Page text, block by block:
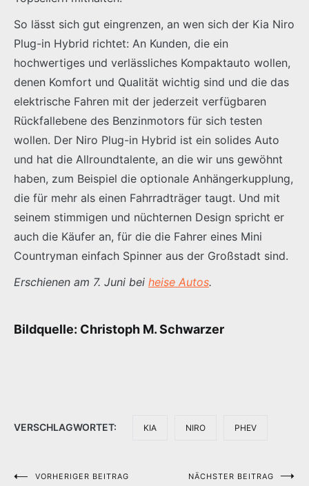
So lässt sich gut eingrenzen, an wen sich der Kia Niro
Plug-in Hybrid richtet: An Kunden, die ein
hochwertiges und verlässliches Kompaktauto wollen,
denen Komfort und Qualität wichtig sind und die das
elektrische Fahren mit der jederzeit verfügbaren
Rückfallebene des Benzinmotors für sich testen
wollen. Der Niro Plug-in Hybrid ist ein solides Auto
und hat die Allroundtalente, an die wir uns gewöhnt
haben, zum Beispiel die optionale Anhängerkupplung,
die für mehr als einen Fahrradträger taugt. Und mit
seinem stimmigen und nüchternen Design spricht er
auch die Käufer an, für die die Fahrer eines Mini
Countryman einfach Spinner aus der Großstadt sind.
Erschienen am 7. Juni bei heise Autos.
Bildquelle: Christoph M. Schwarzer
VERSCHLAGWORTET: KIA NIRO PHEV
VORHERIGER BEITRAG NÄCHSTER BEITRAG